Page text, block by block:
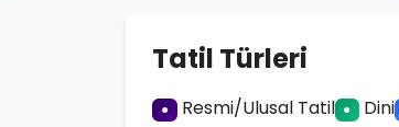
Tatil Türleri
● Resmi/Ulusal Tatil ● Dini